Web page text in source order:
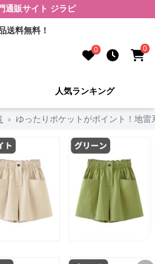
通販サイト ジラピ
送料無料！
0 0
人気ランキング
› ゆったりポケットがポイント！地雷